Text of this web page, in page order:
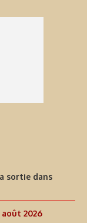
sortie dans
août 2026